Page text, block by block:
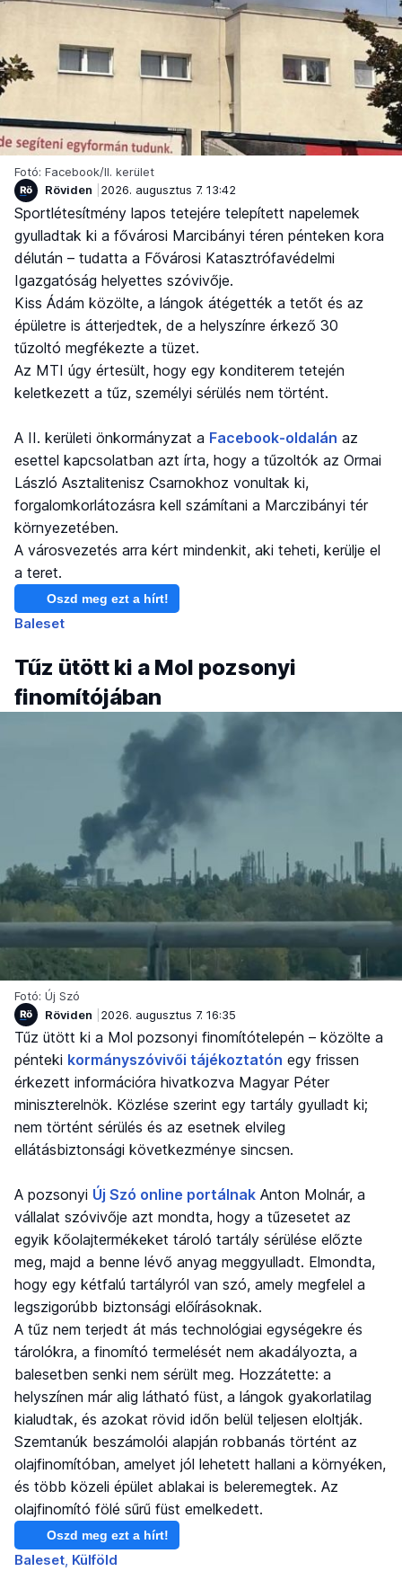
Fotó: Facebook/II. kerület
Röviden
2026. augusztus 7. 13:42
Sportlétesítmény lapos tetejére telepített napelemek
gyulladtak ki a fővárosi Marcibányi téren pénteken kora
délután – tudatta a Fővárosi Katasztrófavédelmi
Igazgatóság helyettes szóvivője.
Kiss Ádám közölte, a lángok átégették a tetőt és az
épületre is átterjedtek, de a helyszínre érkező 30
tűzoltó megfékezte a tüzet.
Az MTI úgy értesült, hogy egy konditerem tetején
keletkezett a tűz, személyi sérülés nem történt.
A II. kerületi önkormányzat a Facebook-oldalán az
esettel kapcsolatban azt írta, hogy a tűzoltók az Ormai
László Asztalitenisz Csarnokhoz vonultak ki,
forgalomkorlátozásra kell számítani a Marczibányi tér
környezetében.
A városvezetés arra kért mindenkit, aki teheti, kerülje el
a teret.
Oszd meg ezt a hírt!
Baleset
Tűz ütött ki a Mol pozsonyi
finomítójában
Fotó: Új Szó
Röviden
2026. augusztus 7. 16:35
Tűz ütött ki a Mol pozsonyi finomítótelepén – közölte a
pénteki kormányszóvivői tájékoztatón egy frissen
érkezett információra hivatkozva Magyar Péter
miniszterelnök. Közlése szerint egy tartály gyulladt ki;
nem történt sérülés és az esetnek elvileg
ellátásbiztonsági következménye sincsen.
A pozsonyi Új Szó online portálnak Anton Molnár, a
vállalat szóvivője azt mondta, hogy a tűzesetet az
egyik kőolajtermékeket tároló tartály sérülése előzte
meg, majd a benne lévő anyag meggyulladt. Elmondta,
hogy egy kétfalú tartályról van szó, amely megfelel a
legszigorúbb biztonsági előírásoknak.
A tűz nem terjedt át más technológiai egységekre és
tárolókra, a finomító termelését nem akadályozta, a
balesetben senki nem sérült meg. Hozzátette: a
helyszínen már alig látható füst, a lángok gyakorlatilag
kialudtak, és azokat rövid időn belül teljesen eloltják.
Szemtanúk beszámolói alapján robbanás történt az
olajfinomítóban, amelyet jól lehetett hallani a környéken,
és több közeli épület ablakai is beleremegtek. Az
olajfinomító fölé sűrű füst emelkedett.
Oszd meg ezt a hírt!
Baleset Külföld